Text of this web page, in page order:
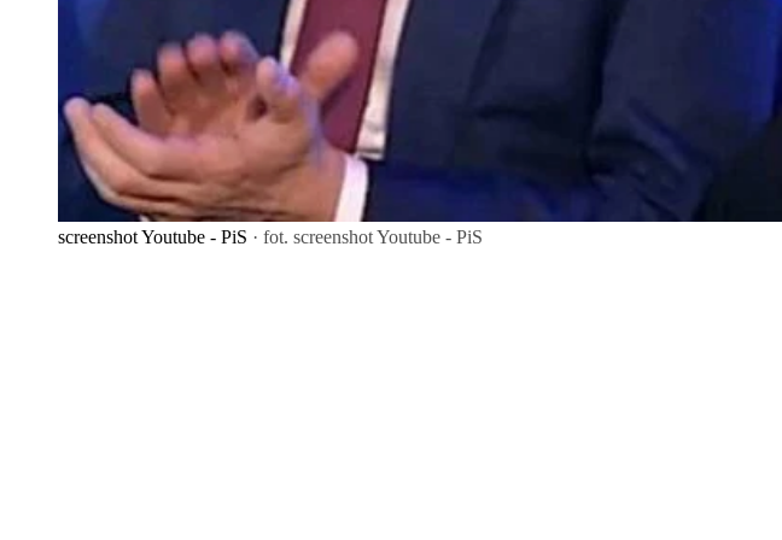
screenshot Youtube - PiS · fot. screenshot Youtube - PiS